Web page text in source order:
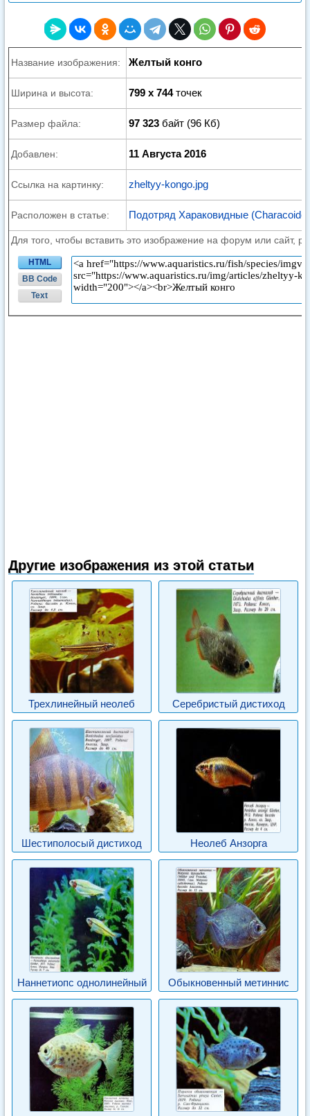
Название изображения: Желтый конго
Ширина и высота: 799 x 744точек
Размер файла: 97 323 байт (96 Кб)
Добавлен: 11 Августа 2016
Ссылка на картинку: zheltyy-kongo.jpg
Расположен в статье: Подотряд Хараковидные
Для того, чтобы вставить это изображение на форум или сайт,
HTML
BB Code
Text
Другие изображения из этой статьи
Трехлинейный неолеб Серебристый дистиход
Шестиполосый дистиход Неолеб Анзорга
Наннетиопс однолинейный Обыкновенный метиннис